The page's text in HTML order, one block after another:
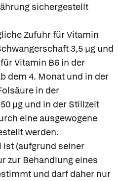
sichergestellt
Zufuhr für Vitamin
3,5 µg und
Vitamin B6 in der
dem 4. Monat und in der
in der
µg und in der Stillzeit
eine ausgewogene
werden.
ist (aufgrund seiner
zur Behandlung eines
und darf daher nur